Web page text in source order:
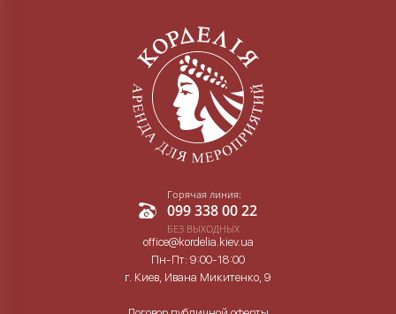
Горячая линия:
099 338 00 22
БЕЗ ВЫХОДНЫХ
office@kordelia.kiev.ua
Пн-Пт: 9:00-18:00
г. Киев, Ивана Микитенко, 9